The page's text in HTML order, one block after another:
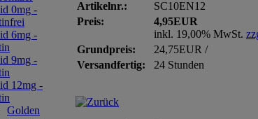
0mg -
6mg -
9mg -
12mg -
Golden
Artikelnr.:
SC10EN12
Preis:
4,95EUR
inkl. 19,00% MwSt.
Grundpreis:
24,75EUR /
Versandfertig:
24 Stunden